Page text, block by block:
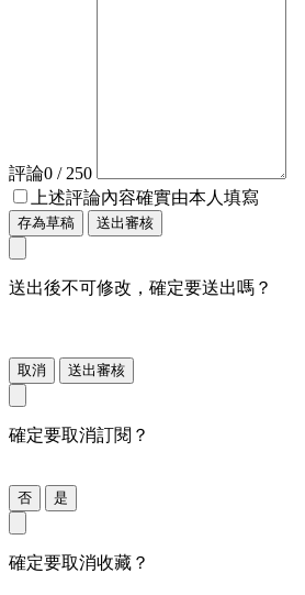
評論0 / 250
上述評論內容確實由本人填寫
存為草稿 送出審核
送出後不可修改，確定要送出嗎？
取消 送出審核
確定要取消訂閱？
否 是
確定要取消收藏？